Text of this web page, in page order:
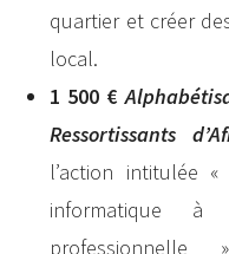
quartier et créer
local.
1 500 €
Ressortissants
l’action intitulée
informatique à